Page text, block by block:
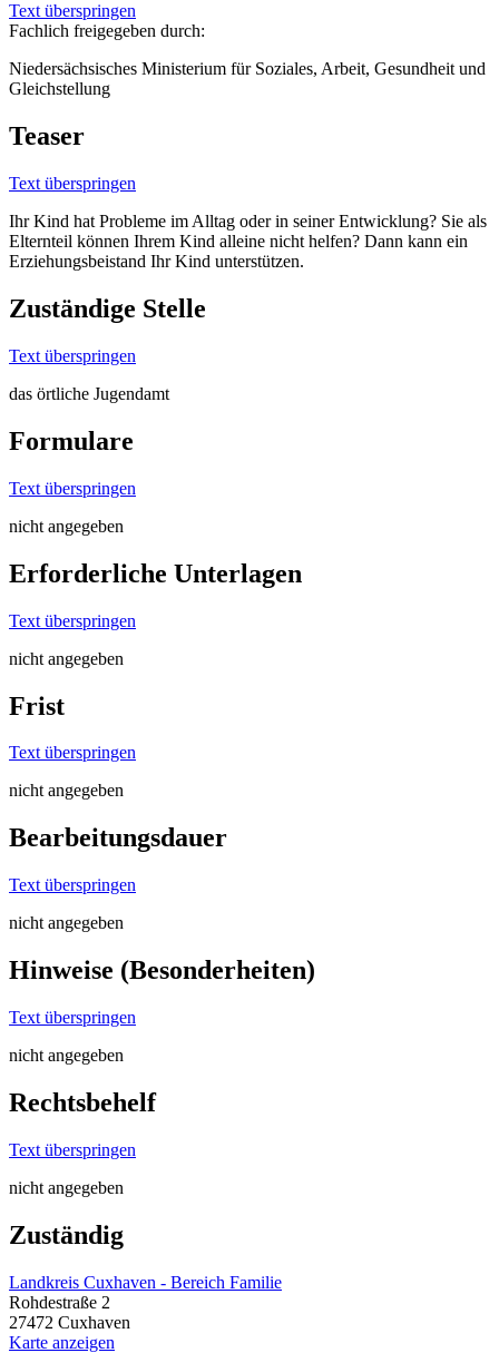
Text überspringen
Fachlich freigegeben durch:
Niedersächsisches Ministerium für Soziales, Arbeit, Gesundheit und
Gleichstellung
Teaser
Text überspringen
Ihr Kind hat Probleme im Alltag oder in seiner Entwicklung? Sie als
Elternteil können Ihrem Kind alleine nicht helfen? Dann kann ein
Erziehungsbeistand Ihr Kind unterstützen.
Zuständige Stelle
Text überspringen
das örtliche Jugendamt
Formulare
Text überspringen
nicht angegeben
Erforderliche Unterlagen
Text überspringen
nicht angegeben
Frist
Text überspringen
nicht angegeben
Bearbeitungsdauer
Text überspringen
nicht angegeben
Hinweise (Besonderheiten)
Text überspringen
nicht angegeben
Rechtsbehelf
Text überspringen
nicht angegeben
Zuständig
Landkreis Cuxhaven - Bereich Familie
Rohdestraße 2
27472 Cuxhaven
Karte anzeigen